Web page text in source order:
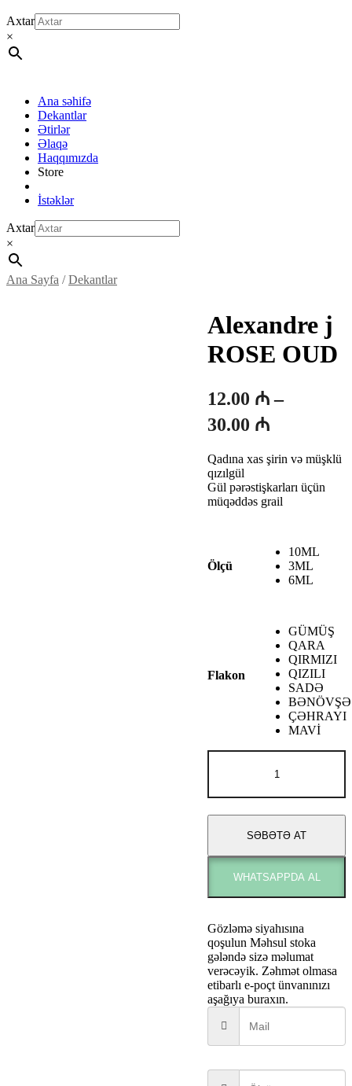
Axtar
×
Ana səhifə
Dekantlar
Ətirlər
Əlaqə
Haqqımızda
Store
İstəklər
Axtar
×
Ana Sayfa /Dekantlar
Alexandre j
ROSE OUD
12.00 ₼ –
30.00 ₼Fiyat
12.00 ₼
-
Qadına xas şirin və müşklü
qızılgül
Gül pərəstişkarları üçün
müqəddəs grail
Ölçü
10ML
3ML
6ML
Flakon
GÜMÜŞ
QARA
QIRMIZI
QIZILI
SADƏ
BƏNÖVŞƏ
ÇƏHRAYI
MAVİ
j
OUD
adet
SƏBƏTƏ AT
WHATSAPPDA AL
Gözləmə siyahısına
qoşulun Məhsul stoka
gələndə sizə məlumat
verəcəyik. Zəhmət olmasa
etibarlı e-poçt ünvanınızı
aşağıya buraxın.